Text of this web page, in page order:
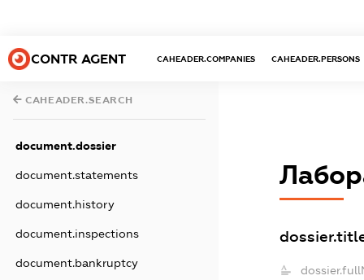
CONTR AGENT CAHEADER.COMPANIES CAHEADER.PERSONS
CAHEADER.SEARCH
document.dossier
document.statements
document.history
document.inspections
document.bankruptcy